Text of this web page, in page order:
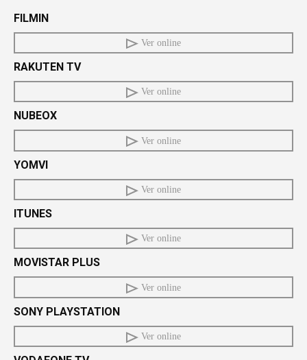
FILMIN
Ver online
RAKUTEN TV
Ver online
NUBEOX
Ver online
YOMVI
Ver online
ITUNES
Ver online
MOVISTAR PLUS
Ver online
SONY PLAYSTATION
Ver online